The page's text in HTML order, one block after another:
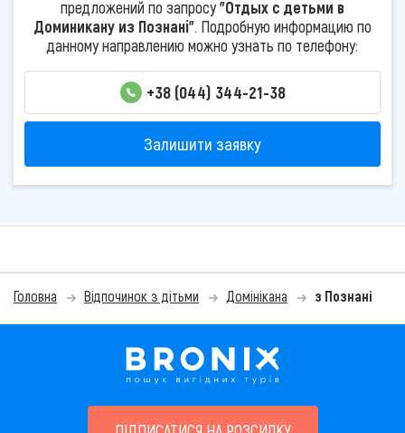
предложений по запросу"Отдых с детьми в
Доминикану из Познані". Подробную информацию по
данному направлению можно узнать по телефону:
+38 (044) 344-21-38
Залишити заявку
Головна Відпочинок з дітьми Домінікана з Познані